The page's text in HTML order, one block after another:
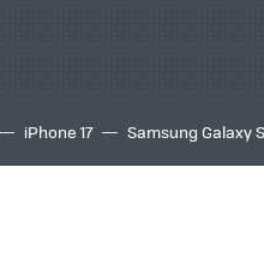
iPhone 17 Samsung Galaxy